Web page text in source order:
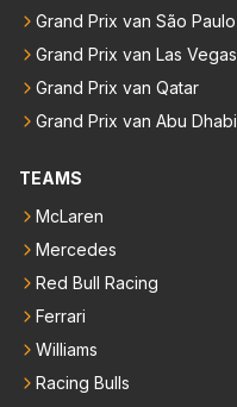
Grand Prix van São Paulo
Grand Prix van Las Vegas
Grand Prix van Qatar
Grand Prix van Abu Dhabi
TEAMS
McLaren
Mercedes
Red Bull Racing
Ferrari
Williams
Racing Bulls